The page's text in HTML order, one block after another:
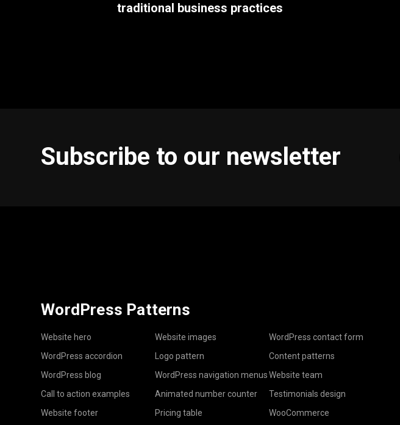
traditional business practices
Subscribe to our newsletter
WordPress Patterns
Website hero
WordPress accordion
WordPress blog
Call to action examples
Website footer
Website images
Logo pattern
WordPress navigation menus
Animated number counter
Pricing table
WordPress contact form
Content patterns
Website team
Testimonials design
WooCommerce